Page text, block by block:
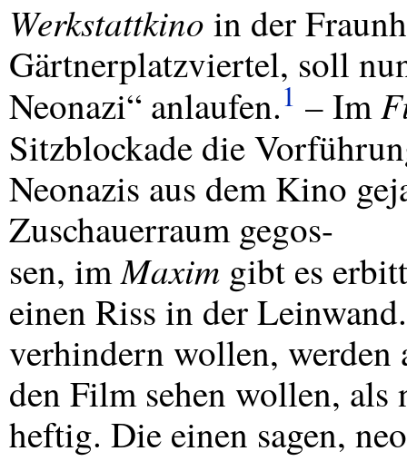
Werkstattkino in der
Gärtnerplatzviertel, soll
Neonazi“ anlaufen.1 – Im
Sitzblockade die
Neonazis aus dem Kino
Zuschauerraum gegos-
sen, imMaxim gibt es
einen Riss in der
verhindern wollen, werden
den Film sehen wollen,
heftig. Die einen sagen,